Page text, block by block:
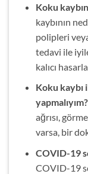
Koku
kaybının
polipleri
tedavi ile
kalıcı
Koku
yapmalıyım?
ağrısı,
varsa, bir
COVID-19
COVID-19